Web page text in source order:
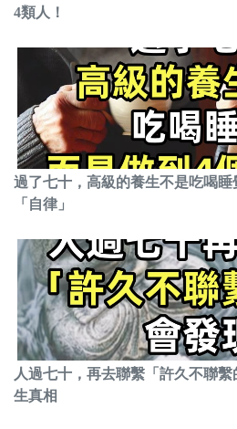
4類人！
過了七十，高級的養生不是吃喝
「自律」
人過七十，再去聯繫「許久不聯
生真相